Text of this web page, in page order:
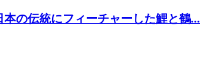
本の伝統にフィーチャーした鯉と鶴...